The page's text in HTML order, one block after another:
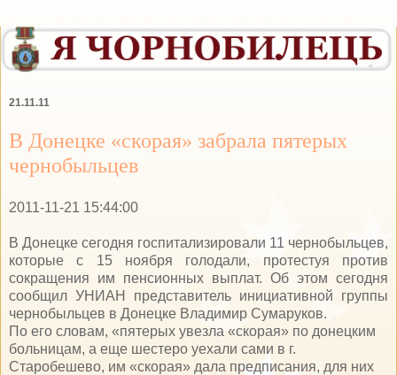
21.11.11
В Донецке «скорая» забрала пятерых
чернобыльцев
2011-11-21 15:44:00
В Донецке сегодня госпитализировали 11 чернобыльцев,
которые с 15 ноября голодали, протестуя против
сокращения им пенсионных выплат. Об этом сегодня
сообщил УНИАН представитель инициативной группы
чернобыльцев в Донецке Владимир Сумаруков.
По его словам, «пятерых увезла «скорая» по донецким
больницам, а еще шестеро уехали сами в г.
Старобешево, им «скорая» дала предписания, для них